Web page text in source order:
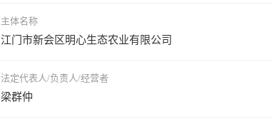
主体名称
江门市新会区明心生态农业有限公司
法定代表人/负责人/经营者
梁群仲